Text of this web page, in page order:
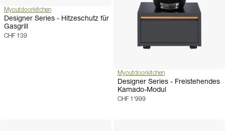
Myoutdoorkitchen
Designer Series - Hitzeschutz für
Gasgrill
CHF 139
Myoutdoorkitchen
Designer Series - Freistehendes
Kamado-Modul
CHF 1'999